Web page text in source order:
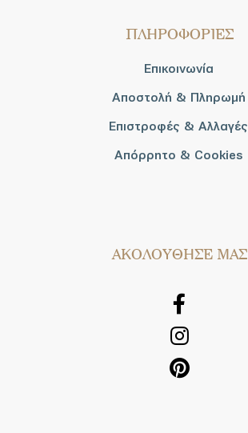
ΠΛΗΡΟΦΟΡΙΕΣ
Επικοινωνία
Αποστολή & Πληρωμή
Επιστροφές & Αλλαγές
Απόρρητο & Cookies
AΚΟΛΟΥΘΗΣΕ ΜΑΣ